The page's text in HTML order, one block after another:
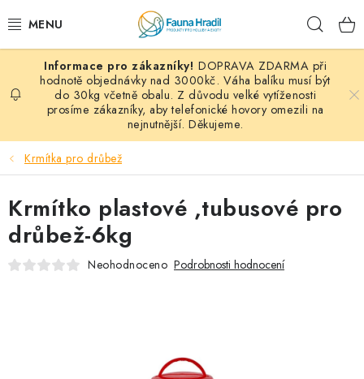
na
PAPOUŠCI A EXOTI
ZRNINY A OBILOVINY
MDM KRMIVA
KONTAKT
DOPRAVA ZDARMA při
hodnotě objednávky nad 3000kč. Váha balíku musí být
do 30kg včetně obalu. Z důvodu velké vytíženosti
prosíme zákazníky, aby telefonické hovory omezili na
nejnutnější. Děkujeme.
Krmítka pro drůbež
Krmítko plastové ,tubusové pro
drůbež-6kg
Neohodnoceno Podrobnosti hodnocení